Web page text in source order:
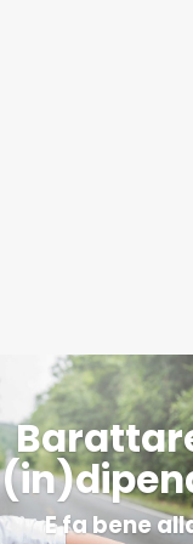
E fa bene